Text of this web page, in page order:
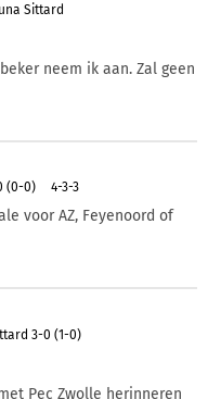
Sittard
neem ik aan. Zal geen
(0-0) 4-3-3
voor AZ, Feyenoord of
3-0 (1-0)
Pec Zwolle herinneren